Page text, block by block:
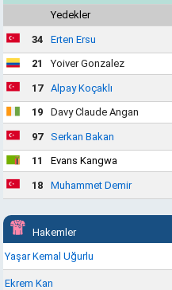
Yedekler
34
Erten Ersu
21
Yoiver Gonzalez
17
Alpay Koçaklı
19
Davy Claude Angan
97
Serkan Bakan
11
Evans Kangwa
18 Muhammet Demir
Hakemler
Yaşar Kemal Uğurlu
Ekrem Kan